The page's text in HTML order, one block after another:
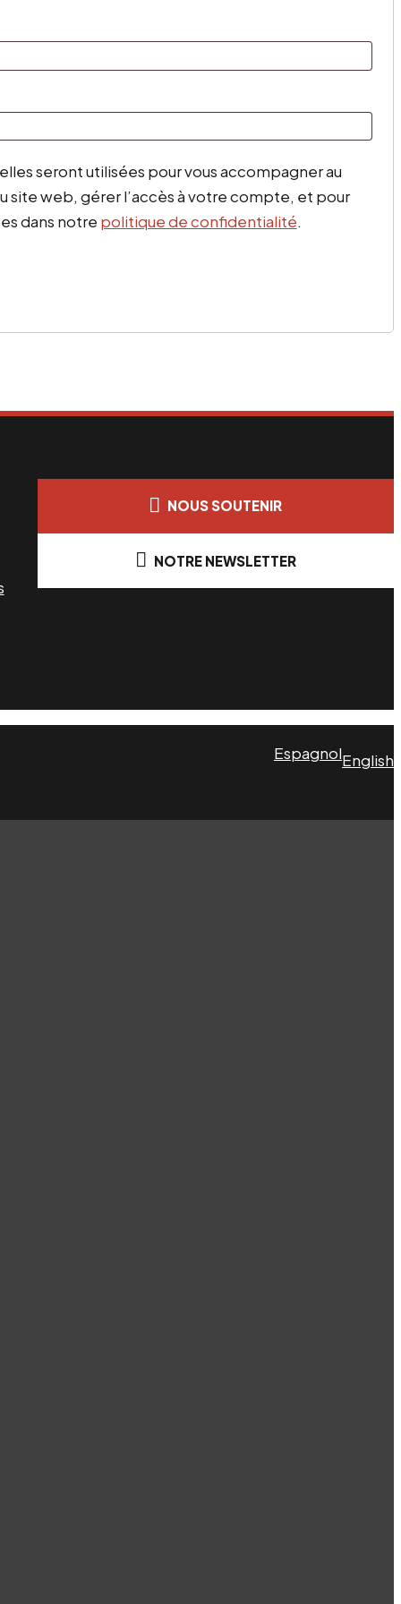
seront utilisées pour vous accompagner au
site web, gérer l’accès à votre compte, et pour
dans notre politique de confidentialité.
NOUS SOUTENIR
NOTRE NEWSLETTER
EspagnolEnglish